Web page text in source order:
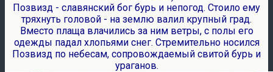
Позвизд - славянский бог бурь и непогод. Стоило ему
тряхнуть головой - на землю валил крупный град.
Вместо плаща влачились за ним ветры, с полы его
одежды падал хлопьями снег. Стремительно носился
Позвизд по небесам, сопровождаемый свитой бурь и
ураганов.